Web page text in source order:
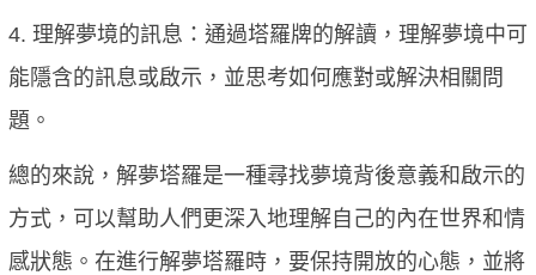
4. 理解夢境的訊息：通過塔羅牌的解讀，理解夢境中可
能隱含的訊息或啟示，並思考如何應對或解決相關問
題。
總的來說，解夢塔羅是一種尋找夢境背後意義和啟示的
方式，可以幫助人們更深入地理解自己的內在世界和情
感狀態。在進行解夢塔羅時，要保持開放的心態，並將